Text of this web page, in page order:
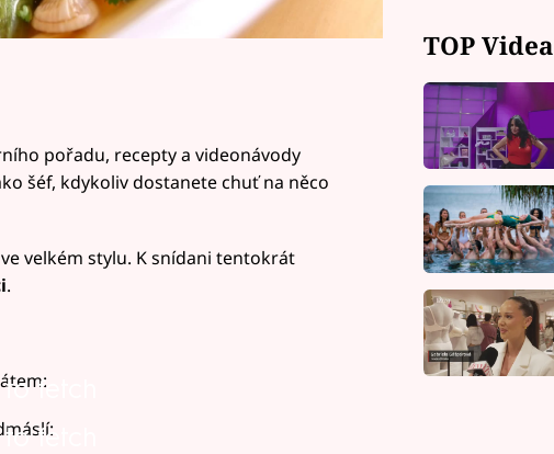
pořadu, recepty a videonávody
šéf, kdykoliv dostanete chuť na něco
velkém stylu. K snídani tentokrát
.
fetch
fetch
TOP Videa